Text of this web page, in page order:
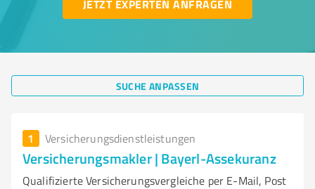
JETZT EXPERTEN ANFRAGEN
SUCHE ANPASSEN
1 Versicherungsdienstleistungen
Versicherungsmakler | Bayerl-Assekuranz
Qualifizierte Versicherungsvergleiche per E-Mail, Post